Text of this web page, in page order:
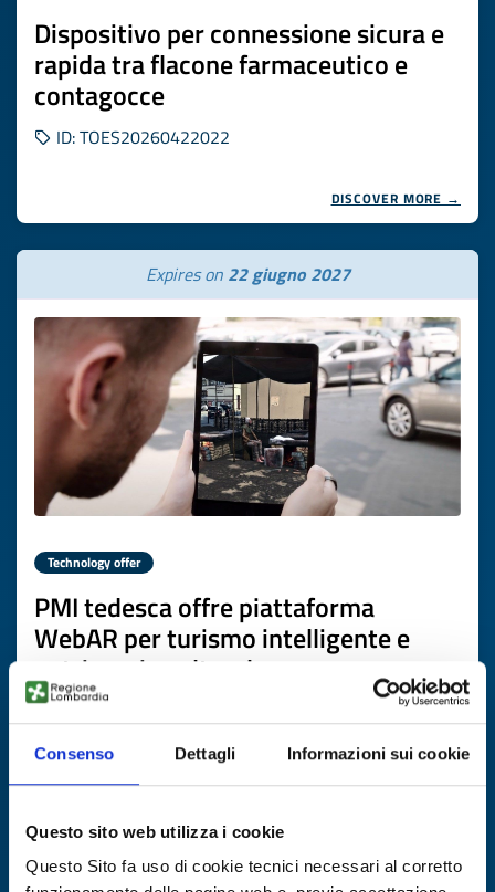
Consenso Dettagli Informazioni sui cookie
Questo sito web utilizza i cookie
Questo Sito fa uso di cookie tecnici necessari al corretto
Dispositivo per connessione sicura e
rapida tra flacone farmaceutico e
contagocce
ID: TOES20260422022
DISCOVER MORE →
Expires on 22 giugno 2027
Technology offer
PMI tedesca offre piattaforma
WebAR per turismo intelligente e
patrimonio culturale
ID: TODE20260417001